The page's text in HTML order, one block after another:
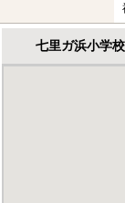
七里ガ浜小学